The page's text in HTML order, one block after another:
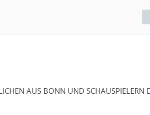
AUS BONN UND SCHAUSPIELERN